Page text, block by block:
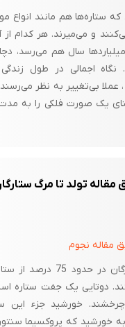
هنگامی مطرح شد که
طبیعت را در 1687 میلادی منتشر کرد.
را توضیح دهد که در آنها
در یکی از کانونهای
پیش ‌بینی‌های صحیح در
بدست می‌آید و در این
که گرانش نسبیتی دارد.
همه اجسام جرمدار
می‌شوند. اما این
دلیلی برای این پایداری
سیستم محدودی از
ستاره‌ها هم مانند انواع
و می‌میرند. هر کدام از
سال هم می‌رسد،
اجمالی در طول زندگی
عملا بی‌تغییر به نظر
یک صورت فلکی را به
مقاله تولد تا مرگ
مقاله نجوم
تولد تا مرگ ستارگان
دوتایی یک جفت ستاره
خورشید جزء این
به خورشید که پروکسیما